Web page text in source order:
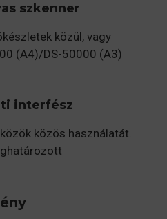
szkenner
közül, vagy
(A4)/DS-50000 (A3)
interfész
közös használatát.